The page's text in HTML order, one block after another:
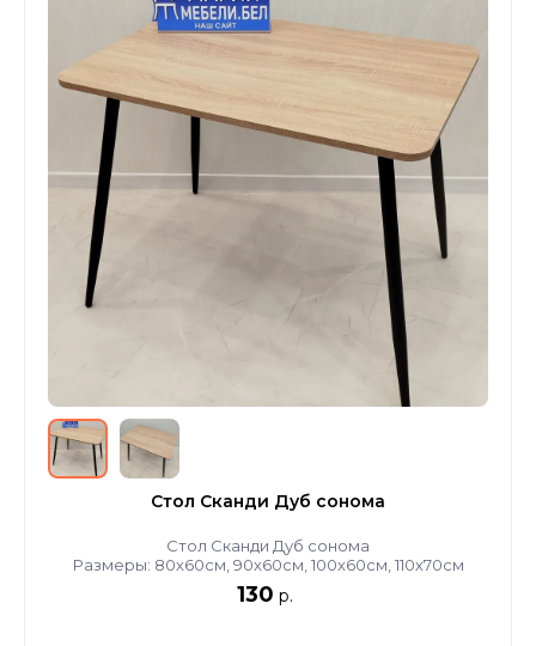
Стол Сканди Дуб сонома
Стол Сканди Дуб сонома
Размеры: 80х60см, 90х60см, 100х60см, 110х70см
130 р.